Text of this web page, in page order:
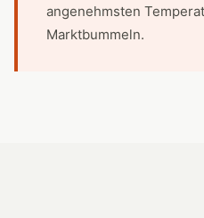
angenehmsten
Marktbummeln.